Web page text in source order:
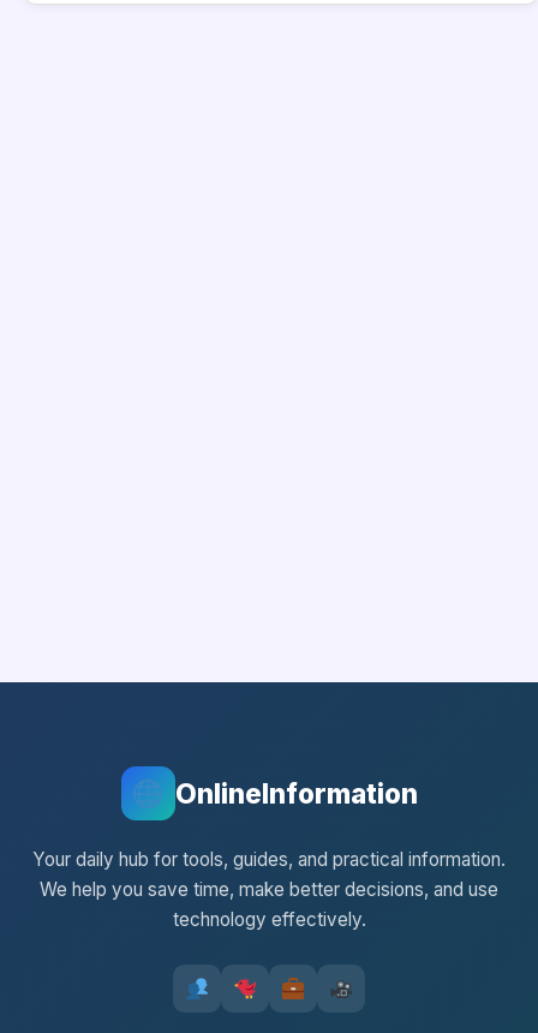
OnlineInformation
Your daily hub for tools, guides, and practical information.
We help you save time, make better decisions, and use
technology effectively.